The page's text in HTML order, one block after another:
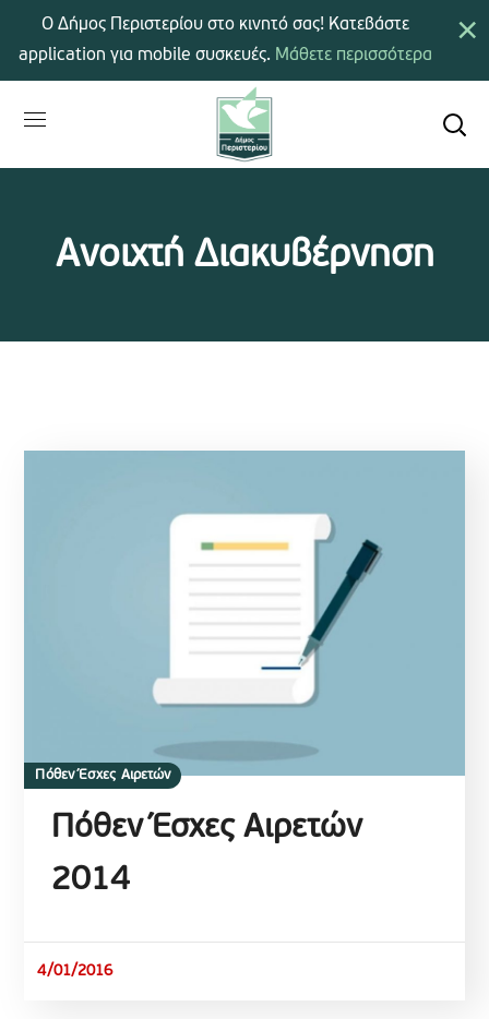
Ανοιχτή Διακυβέρνηση
Πόθεν Έσχες Αιρετών
Πόθεν Έσχες Αιρετών
2014
4/01/2016
×
Ο Δήμος Περιστερίου στο κινητό σας! Κατεβάστε
application για mobile συσκευές. Μάθετε περισσότερα